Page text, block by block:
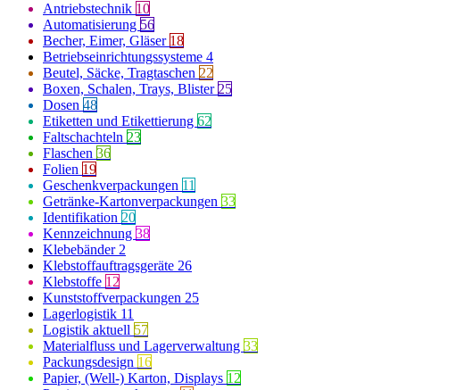
Antriebstechnik 10
Automatisierung 56
Becher, Eimer, Gläser 18
Betriebseinrichtungssysteme 4
Beutel, Säcke, Tragtaschen 22
Boxen, Schalen, Trays, Blister 25
Dosen 48
Etiketten und Etikettierung 62
Faltschachteln 23
Flaschen 36
Folien 19
Geschenkverpackungen 11
Getränke-Kartonverpackungen 33
Identifikation 20
Kennzeichnung 38
Klebebänder 2
Klebstoffauftragsgeräte 26
Klebstoffe 12
Kunststoffverpackungen 25
Lagerlogistik 11
Logistik aktuell 57
Materialfluss und Lagerverwaltung 33
Packungsdesign 16
Papier, (Well-) Karton, Displays 12